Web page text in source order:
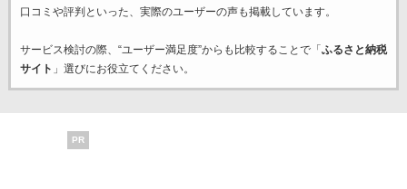
口コミや評判といった、実際のユーザーの声も掲載しています。
サービス検討の際、“ユーザー満足度”からも比較することで「 ふるさと納税
サイト 」選びにお役立てください。
PR